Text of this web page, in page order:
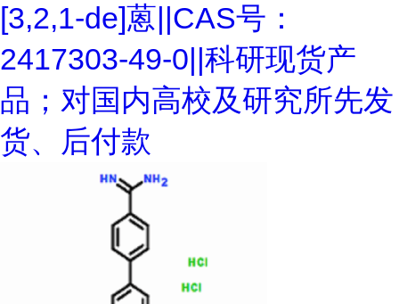
[3,2,1-de]蒽||CAS号：
2417303-49-0||科研现货产
品；对国内高校及研究所先发
货、后付款